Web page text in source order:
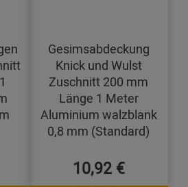
Gesimsabdeckung
Knick und Wulst
Zuschnitt 200 mm
Länge 1 Meter
Aluminium walzblank
0,8 mm (Standard)
10,92 €